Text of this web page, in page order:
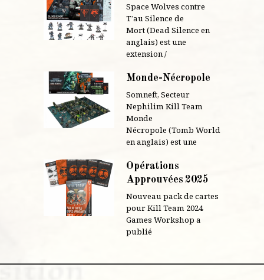
Space Wolves contre
T’au Silence de
Mort (Dead Silence en
anglais) est une
extension /
Monde-Nécropole
Somneft, Secteur
Nephilim Kill Team
Monde
Nécropole (Tomb World
en anglais) est une
Opérations
Approuvées 2025
Nouveau pack de cartes
pour Kill Team 2024
Games Workshop a
publié